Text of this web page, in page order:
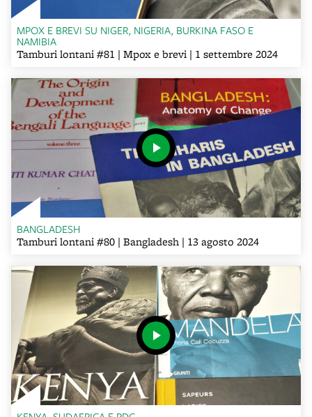
MPOX E BREVI SU NIGER, NIGERIA, BURKINA FASO E
NAMIBIA
Tamburi lontani #81 | Mpox e brevi | 1 settembre 2024
BANGLADESH
Tamburi lontani #80 | Bangladesh | 13 agosto 2024